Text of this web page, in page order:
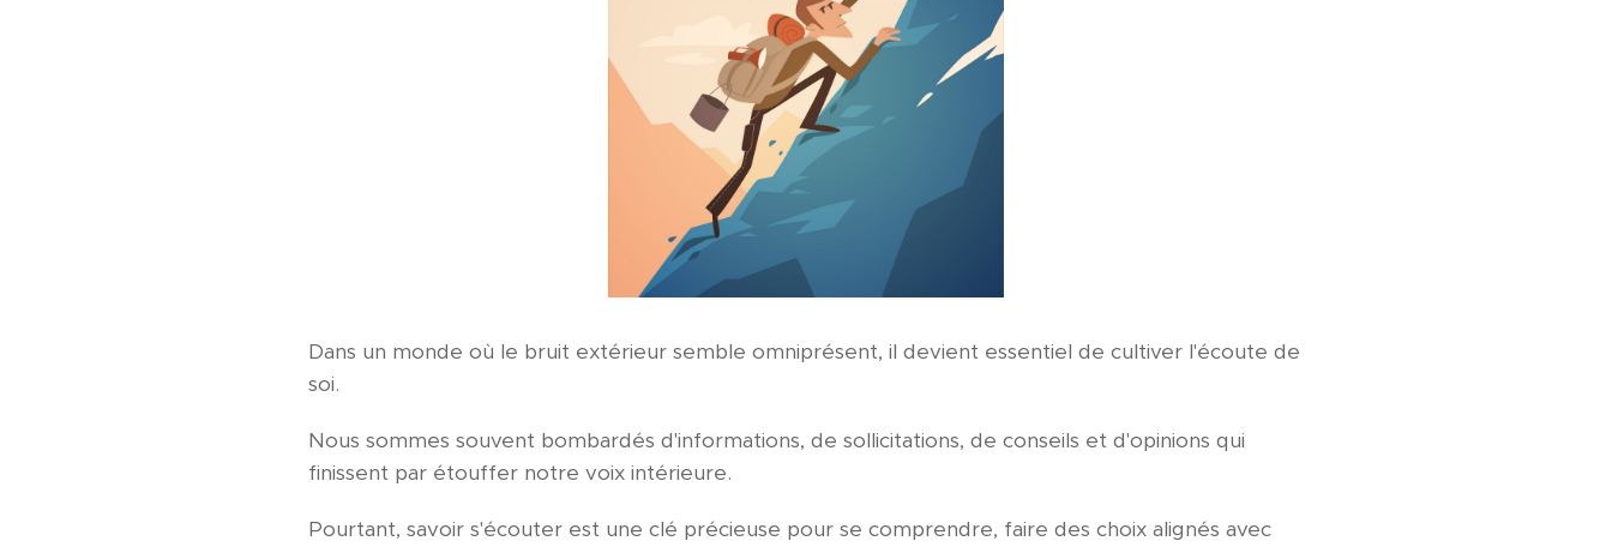
Dans un monde où le bruit extérieur semble omniprésent, il devient essentiel de cultiver l'écoute de
soi.
Nous sommes souvent bombardés d'informations, de sollicitations, de conseils et d'opinions qui
finissent par étouffer notre voix intérieure.
Pourtant, savoir s'écouter est une clé précieuse pour se comprendre, faire des choix alignés avec